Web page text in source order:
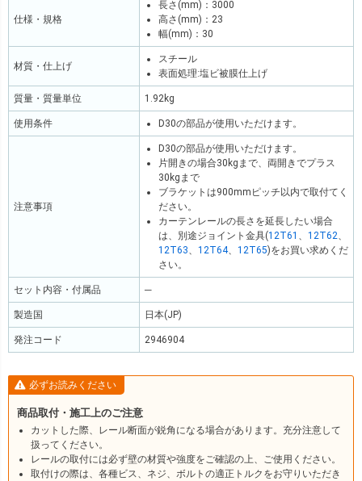
仕様・規格
長さ(mm)：3000
高さ(mm)：23
幅(mm)：30
材質・仕上げ
スチール
表面処理:塩ビ被膜仕上げ
質量・質量単位 1.92kg
使用条件 D30の部品が使用いただけます。
注意事項
D30の部品が使用いただけます。
片開きの場合30kgまで、両開きでプラス
30kgまで
ブラケットは900mmピッチ以内で取付てく
ださい。
カーテンレールの長さを延長したい場合
は、別途ジョイント金具(12T61 12T62
12T63
12T64、 12T65)をお買い求めくだ
さい。
セット内容・付属品 ─
製造国 日本(JP)
発注コード 2946904
必ずお読みください
商品取付・施工上のご注意
カットした際、レール断面が鋭角になる場合があります。充分注意して
扱ってください。
レールの取付には必ず壁の材質や強度をご確認の上、ご使用ください。
取付けの際は、各種ビス、ネジ、ボルトの適正トルクをお守りいただき